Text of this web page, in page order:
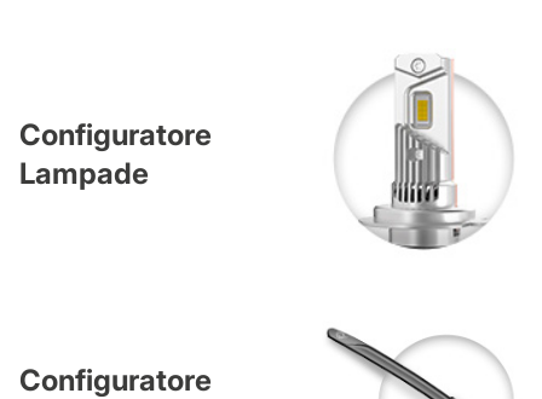
Configuratore
Lampade
Configuratore